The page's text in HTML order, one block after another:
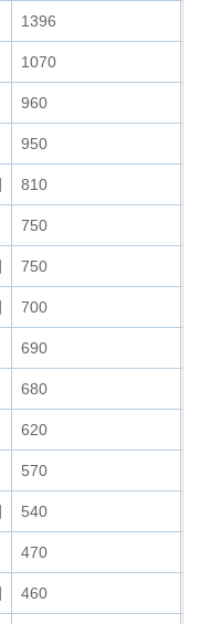
1396
1070
960
950
810
750
750
700
690
680
620
570
540
470
460